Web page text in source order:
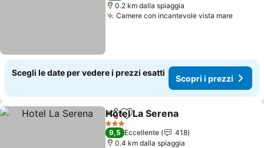
0.2 km dalla spiaggia
Camere con incantevole vista mare
Scegli le date per vedere i prezzi esatti
Scopri i prezzi
CondividiAggiungi ai preferiti
Hotel La Serena
3 Stelle
9,5 Eccellente
418
0.4 km dalla spiaggia